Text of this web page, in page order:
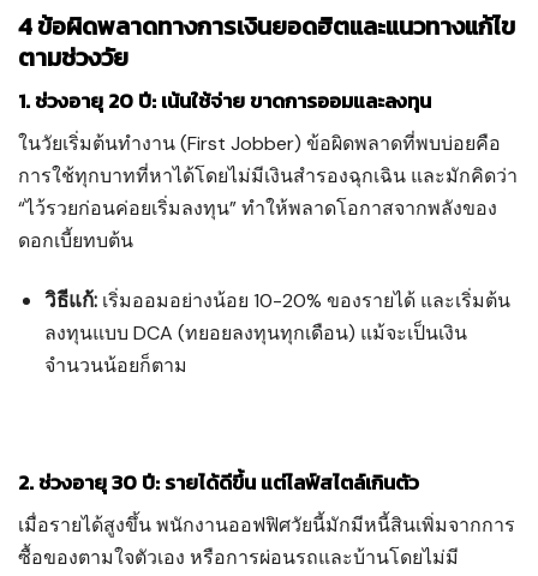
4 ข้อผิดพลาดทางการเงินยอดฮิตและแนวทางแก้ไข
ตามช่วงวัย
1. ช่วงอายุ 20 ปี: เน้นใช้จ่าย ขาดการออมและลงทุน
ในวัยเริ่มต้นทำงาน (First Jobber) ข้อผิดพลาดที่พบบ่อยคือ
การใช้ทุกบาทที่หาได้โดยไม่มีเงินสำรองฉุกเฉิน และมักคิดว่า
“ไว้รวยก่อนค่อยเริ่มลงทุน” ทำให้พลาดโอกาสจากพลังของ
ดอกเบี้ยทบต้น
วิธีแก้: เริ่มออมอย่างน้อย 10-20% ของรายได้ และเริ่มต้น
ลงทุนแบบ DCA (ทยอยลงทุนทุกเดือน) แม้จะเป็นเงิน
จำนวนน้อยก็ตาม
2. ช่วงอายุ 30 ปี: รายได้ดีขึ้น แต่ไลฟ์สไตล์เกินตัว
เมื่อรายได้สูงขึ้น พนักงานออฟฟิศวัยนี้มักมีหนี้สินเพิ่มจากการ
ซื้อของตามใจตัวเอง หรือการผ่อนรถและบ้านโดยไม่มี